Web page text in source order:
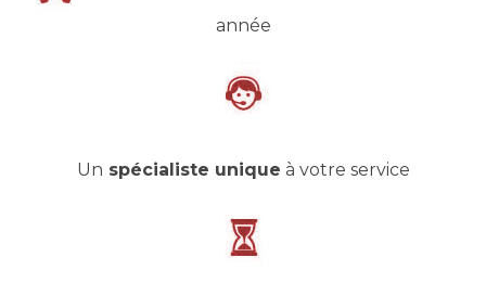
année
Un spécialiste unique à votre service